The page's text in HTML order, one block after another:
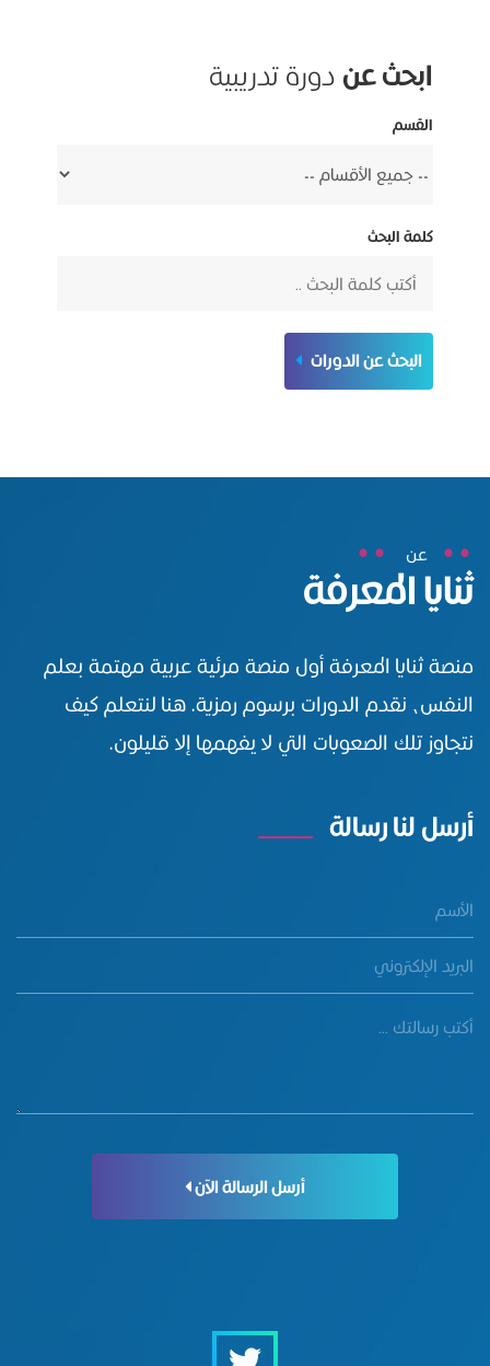
ابحث عن دورة تدريبية
القسم
كلمة البحث
البحث عن الدورات
عن
ثنايا المعرفة
منصة ثنايا المعرفة أول منصة مرئية عربية مهتمة بعلم
النفس، نقدم الدورات برسوم رمزية. هنا لنتعلم كيف
نتجاوز تلك الصعوبات التي لا يفهمها إلا قليلون.
أرسل لنا رسالة
أرسل الرسالة الآن